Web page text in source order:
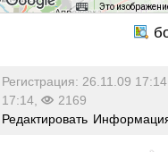
Это
Регистрация: 26.11.09
17:14,
2169
Редактировать